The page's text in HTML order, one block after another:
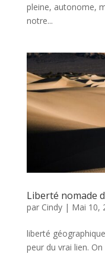
pleine, autonome,
notre...
Liberté nomade
par Cindy| Mai 10,
liberté
peur du vrai lien.